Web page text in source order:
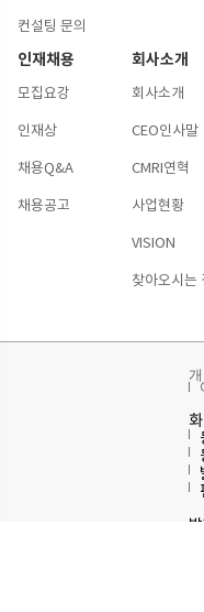
컨설팅 문의
인재채용
모집요강
인재상
채용Q&A
채용공고
회사소개
회사소개
CEO인사말
CMRI연혁
사업현황
VISION
찾아오시는